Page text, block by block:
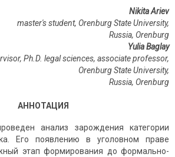
Nikita Ariev
master's student, Orenburg State University,
Russia, Orenburg
Yulia Baglay
Ph.D. legal sciences, associate professor,
Orenburg State University,
Russia, Orenburg
АННОТАЦИЯ
анализ зарождения категории
Его появлению в уголовном праве
этап формирования до формально-